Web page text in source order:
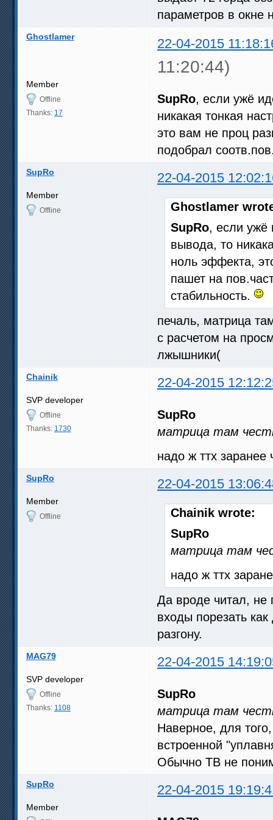
параметров в окне
Ghostlamer 22-04-2015
11:20:44)
Member
Offline
Thanks: 17
SupRo, если ужё
никакая тонкая
это вам не проц
подобрал
SupRo 22-04-2015
Member
Offline
Ghostlamer
SupRo, если ужё
вывода, то
ноль эффекта,
пашет на
стабильность.
печаль, матрица
с расчетом на
лжышники(
Chainik 22-04-2015
SVP developer
Offline
Thanks: 1730
SupRo
матрица там
надо ж ттх заранее
SupRo 22-04-2015
Member
Offline
Chainik wrote:
SupRo
матрица там
надо ж ттх
Да вроде читал, не
входы порезать
разгону.
MAG79 22-04-2015
SVP developer
Offline
Thanks: 1108
SupRo
матрица там
Наверное, для
встроенной
Обычно ТВ не
SupRo 22-04-2015
Member